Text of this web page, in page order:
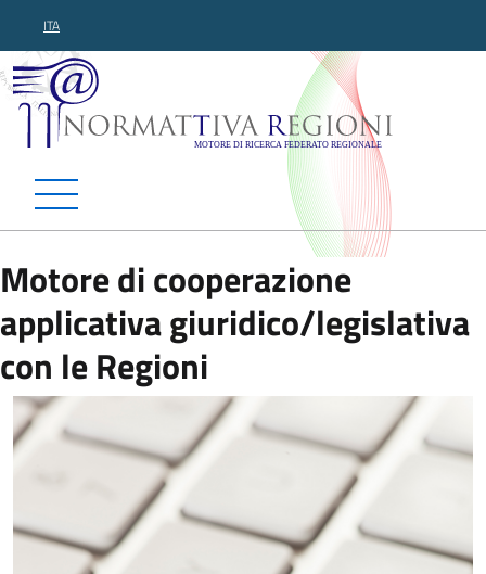
ITA
Normattiva Regioni -
Motore di cooperazione
applicativa giuridico/legislativa
con le Regioni